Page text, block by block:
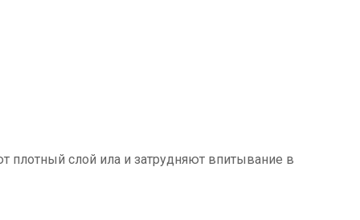
плотный слой ила и затрудняют впитывание в